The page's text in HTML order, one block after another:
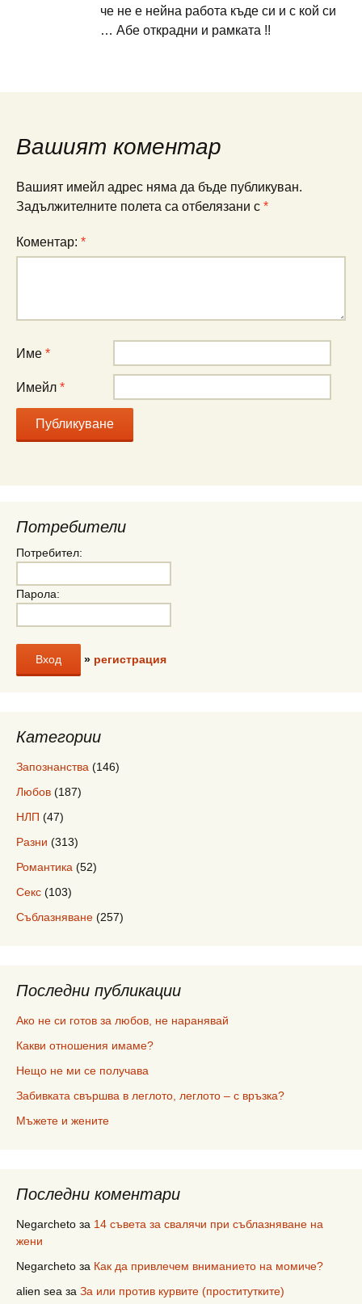
че не е нейна работа къде си и с кой си
… Абе открадни и рамката !!
Вашият коментар
Вашият имейл адрес няма да бъде публикуван.
Задължителните полета са отбелязани с *
Коментар: *
Име *
Имейл *
Потребители
Потребител:
Парола:
» регистрация
Категории
Запознанства (146)
Любов (187)
НЛП (47)
Разни (313)
Романтика (52)
Секс (103)
Съблазняване (257)
Последни публикации
Ако не си готов за любов, не наранявай
Какви отношения имаме?
Нещо не ми се получава
Забивката свършва в леглото, леглото – с връзка?
Мъжете и жените
Последни коментари
Negarcheto за 14 съвета за свалячи при съблазняване на
жени
Negarcheto за Как да привлечем вниманието на момиче?
alien sea за За или против курвите (проститутките)